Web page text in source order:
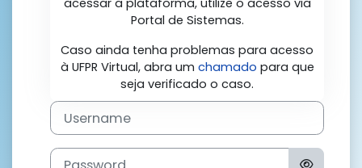
Portal de Sistemas.
Caso ainda tenha problemas para acesso
à UFPR Virtual, abra um chamado para que
seja verificado o caso.
Username
Password